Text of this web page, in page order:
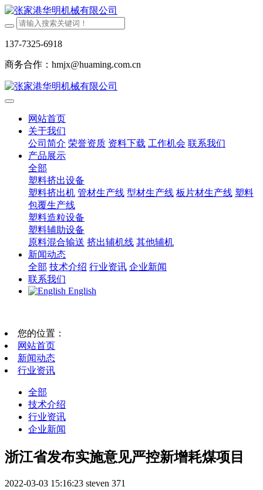
137-7325-6918
商务合作：hmjx@huaming.com.cn
网站首页
关于我们
公司简介 荣誉资质 资料下载 工作机会 联系我们
产品展示
全部
塑料挤出设备
塑料挤出机 管材生产线 型材生产线 板片材生产线 塑料
包覆生产线
塑料造粒设备
塑料辅助设备
原料混合输送 挤出辅机线 其他辅机
新闻动态
全部 技术介绍 行业资讯 企业新闻
联系我们
English
您的位置：
网站首页
新闻动态
行业资讯
全部
技术介绍
行业资讯
企业新闻
浙江省发布实施意见严控新增耗煤项目
2022-03-03 15:16:23 steven 371